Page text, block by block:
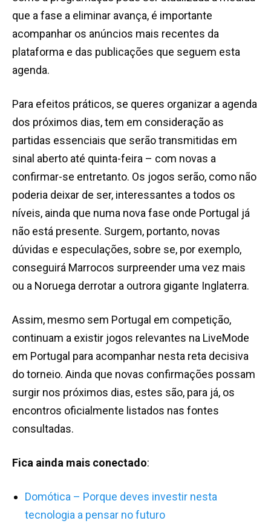
que a fase a eliminar avança, é importante
acompanhar os anúncios mais recentes da
plataforma e das publicações que seguem esta
agenda.
Para efeitos práticos, se queres organizar a agenda
dos próximos dias, tem em consideração as
partidas essenciais que serão transmitidas em
sinal aberto até quinta-feira – com novas a
confirmar-se entretanto. Os jogos serão, como não
poderia deixar de ser, interessantes a todos os
níveis, ainda que numa nova fase onde Portugal já
não está presente. Surgem, portanto, novas
dúvidas e especulações, sobre se, por exemplo,
conseguirá Marrocos surpreender uma vez mais
ou a Noruega derrotar a outrora gigante Inglaterra.
Assim, mesmo sem Portugal em competição,
continuam a existir jogos relevantes na LiveMode
em Portugal para acompanhar nesta reta decisiva
do torneio. Ainda que novas confirmações possam
surgir nos próximos dias, estes são, para já, os
encontros oficialmente listados nas fontes
consultadas.
Fica ainda mais conectado:
Domótica – Porque deves investir nesta
tecnologia a pensar no futuro